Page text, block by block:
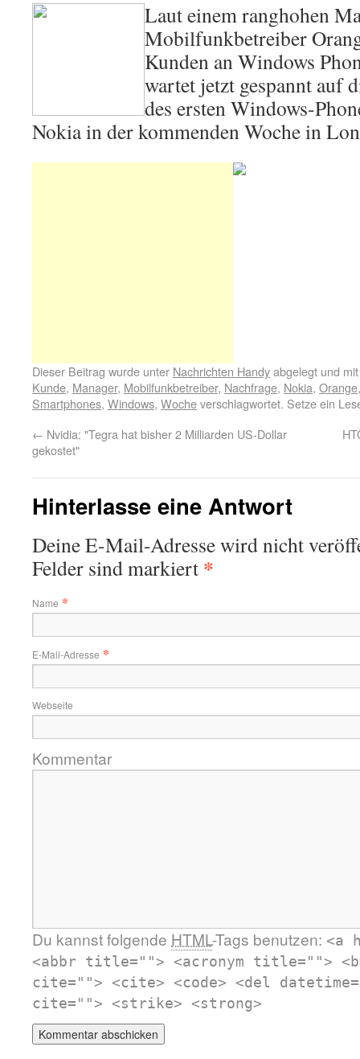
Laut einem ranghohen
Mobilfunkbetreiber
Kunden an Windows
wartet jetzt gespannt auf
des ersten Windows-
Nokia in der kommenden Woche in
Dieser Beitrag wurde unter Nachrichten Handyabgelegt und
Kunde, Manager, Mobilfunkbetreiber, Nachfrage, Nokia, Orange
Smartphones, Windows, Wocheverschlagwortet. Setze ein
← Nvidia: "Tegra hat bisher 2 Milliarden US-Dollar
gekostet"
Hinterlasse eine Antwort
Deine E-Mail-Adresse wird nicht
Felder sind markiert *
Name *
E-Mail-Adresse *
Webseite
Kommentar
Du kannst folgende HTML-Tags benutzen: <a
<abbr title=""> <acronym title="">
cite=""> <cite> <code> <del
cite=""> <strike> <strong>